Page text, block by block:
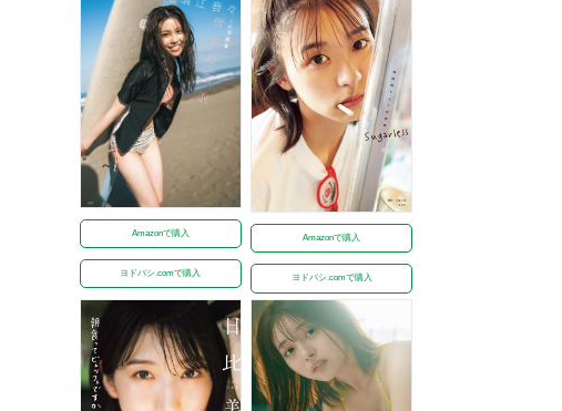
Amazonで購入
ヨドバシ.comで購入
Amazonで購入
ヨドバシ.comで購入